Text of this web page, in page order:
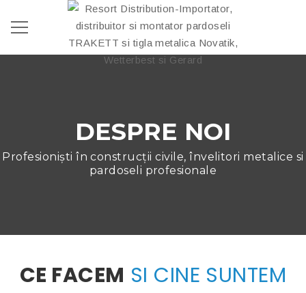
DESPRE NOI
Profesioniști în construcții civile, învelitori metalice si
pardoseli profesionale
CE FACEM SI CINE SUNTEM